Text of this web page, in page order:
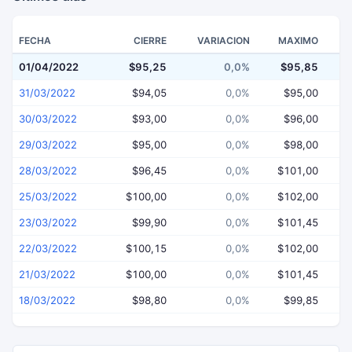
FECHA CIERRE VARIACION MAXIMO
01/04/2022 $95,25 0,0% $95,85
31/03/2022 $94,05 0,0% $95,00
30/03/2022 $93,00 0,0% $96,00
29/03/2022 $95,00 0,0% $98,00
28/03/2022 $96,45 0,0% $101,00
25/03/2022 $100,00 0,0% $102,00
23/03/2022 $99,90 0,0% $101,45
22/03/2022 $100,15 0,0% $102,00
21/03/2022 $100,00 0,0% $101,45
18/03/2022 $98,80 0,0% $99,85